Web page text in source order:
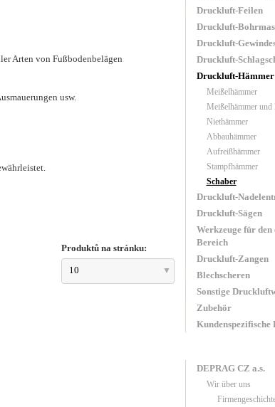
Arten von Fußbodenbelägen
usw.
Produktů na stránku:
10
Druckluft-Feilen
Druckluft-
Druckluft-
Druckluft-
Druckluft-Hämmer
Meißelhämmer
Meißelhämmer und
Niethämmer
Abbauhämmer
Aufreißhämmer
Stampfhämmer
Schaber
Druckluft-
Druckluft-Sägen
Werkzeuge für
Bereich
Druckluft-Zangen
Blechscheren
Sonstige
Zubehör
Kundenspezifische
DEPRAG CZ a.s.
Wir über uns